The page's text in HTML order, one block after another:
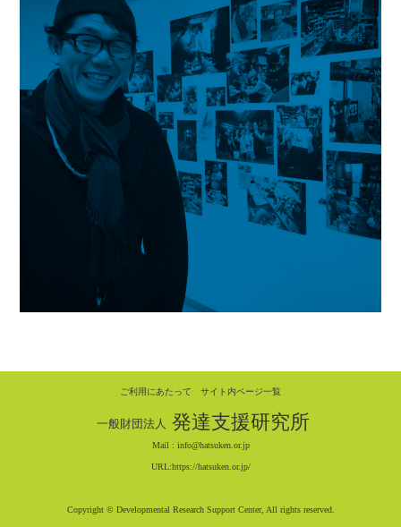
ご利用にあたって サイト内ページ一覧
一般財団法人 発達支援研究所
Mail : info@hatsuken.or.jp
URL:https://hatsuken.or.jp/
Copyright © Developmental Research Support Center, All rights reserved.